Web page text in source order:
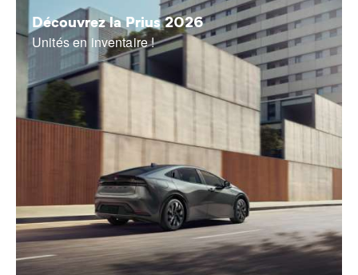
Découvrez la Prius 2026
Unités en inventaire !